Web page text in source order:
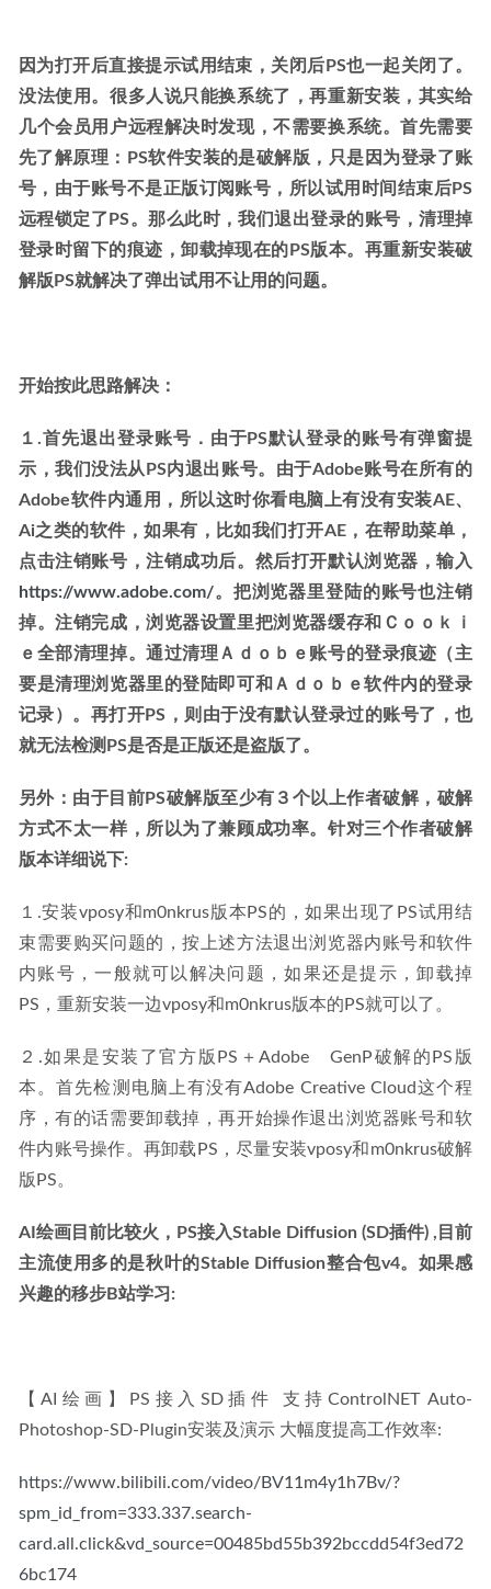
因为打开后直接提示试用结束，关闭后PS也一起关闭了。
没法使用。很多人说只能换系统了，再重新安装，其实给
几个会员用户远程解决时发现，不需要换系统。首先需要
先了解原理：PS软件安装的是破解版，只是因为登录了账
号，由于账号不是正版订阅账号，所以试用时间结束后PS
远程锁定了PS。那么此时，我们退出登录的账号，清理掉
登录时留下的痕迹，卸载掉现在的PS版本。再重新安装破
解版PS就解决了弹出试用不让用的问题。
开始按此思路解决：
１.首先退出登录账号．由于PS默认登录的账号有弹窗提
示，我们没法从PS内退出账号。由于Adobe账号在所有的
Adobe软件内通用，所以这时你看电脑上有没有安装AE、
Ai之类的软件，如果有，比如我们打开AE，在帮助菜单，
点击注销账号，注销成功后。然后打开默认浏览器，输入
https://www.adobe.com/。把浏览器里登陆的账号也注销
掉。注销完成，浏览器设置里把浏览器缓存和Ｃｏｏｋｉ
ｅ全部清理掉。通过清理Ａｄｏｂｅ账号的登录痕迹（主
要是清理浏览器里的登陆即可和Ａｄｏｂｅ软件内的登录
记录）。再打开PS，则由于没有默认登录过的账号了，也
就无法检测PS是否是正版还是盗版了。
另外：由于目前PS破解版至少有３个以上作者破解，破解
方式不太一样，所以为了兼顾成功率。针对三个作者破解
版本详细说下:
１.安装vposy和m0nkrus版本PS的，如果出现了PS试用结
束需要购买问题的，按上述方法退出浏览器内账号和软件
内账号，一般就可以解决问题，如果还是提示，卸载掉
PS，重新安装一边vposy和m0nkrus版本的PS就可以了。
２.如果是安装了官方版PS＋Adobe　GenP破解的PS版
本。首先检测电脑上有没有Adobe Creative Cloud这个程
序，有的话需要卸载掉，再开始操作退出浏览器账号和软
件内账号操作。再卸载PS，尽量安装vposy和m0nkrus破解
版PS。
AI绘画目前比较火，PS接入Stable Diffusion (SD插件) ,目前
主流使用多的是秋叶的Stable Diffusion整合包v4。如果感
兴趣的移步B站学习:
【AI绘画】PS接入SD插件 支持ControlNET Auto-
Photoshop-SD-Plugin安装及演示 大幅度提高工作效率:
https://www.bilibili.com/video/BV11m4y1h7Bv/?
spm_id_from=333.337.search-
card.all.click&vd_source=00485bd55b392bccdd54f3ed72
6bc174